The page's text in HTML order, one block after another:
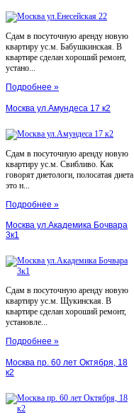
Сдам в посуточную аренду новую
квартиру ус.м. Бабушкинская. В
квартире сделан хороший ремонт,
устано...
Подробнее »
Москва ул.Амундеса 17 к2
Сдам в посуточную аренду новую
квартиру ус.м. Свибливо. Как
говорят диетологи, полосатая диета
это н...
Подробнее »
Москва ул.Академика Бочвара
3к1
Сдам в посуточную аренду новую
квартиру ус.м. Щукинская. В
квартире сделан хороший ремонт,
установле...
Подробнее »
Москва пр. 60 лет Октября, 18
к2